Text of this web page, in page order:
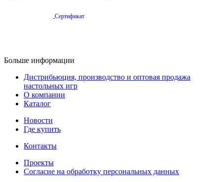
Сертификат
Больше информации
Дистрибьюция, производство и оптовая продажа
настольных игр
О компании
Каталог
Новости
Где купить
Контакты
Проекты
Cогласие на обработку персональных данных